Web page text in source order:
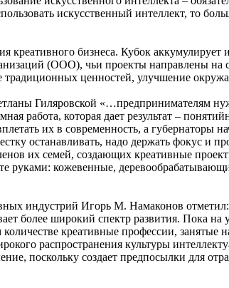
искусственный интеллект, то
бизнеса. Кубок аккумулирует
(ООО), чьи проекты направлены
традиционных ценностей, улучшение
Гиляровской «…предпринимателям
работа, которая дает результат –
их в современность, а губернаторы
останавливать, надо держать фокус и
их семей, создающих креативные
руками: кожевенные,
индустрий Игорь М. Намаконов
более широкий спектр развития. Пока на
креативные профессии, занятые
распространения культуры
поскольку создает предпосылки для